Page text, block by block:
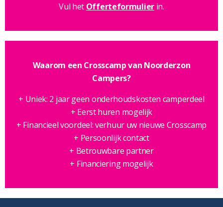
Vul het Offerteformulier in.
Waarom een Crosscamp van Noorderzon
Campers?
+ Uniek: 2 jaar geen onderhoudskosten camperdeel
+ Eerst huren mogelijk
+ Financieel voordeel: verhuur uw nieuwe Crosscamp
+ Persoonlijk contact
+ Betrouwbare partner
+ Financiering mogelijk